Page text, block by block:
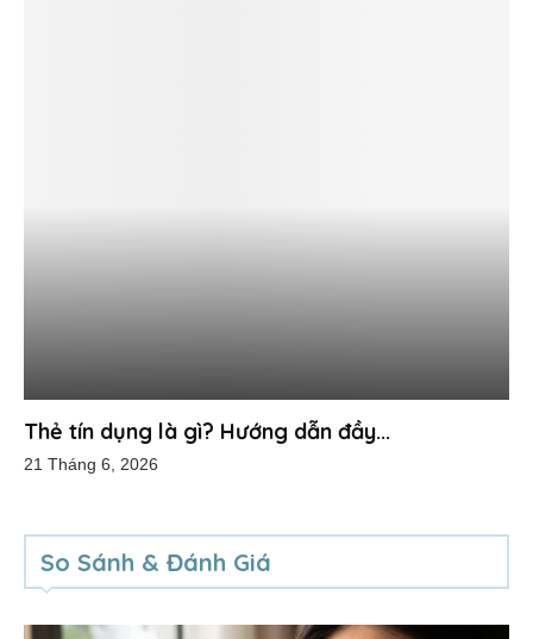
Thẻ tín dụng là gì? Hướng dẫn đầy...
21 Tháng 6, 2026
So Sánh & Đánh Giá